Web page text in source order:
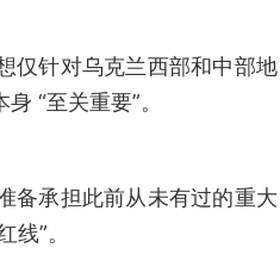
仅针对乌克兰西部和中部地
“至关重要”。
备承担此前从未有过的重大
”。